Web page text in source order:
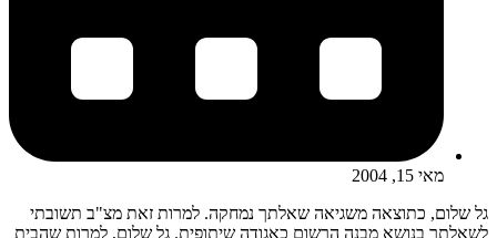
מאי 15, 2004
גל שלום, כתוצאה משגיאה שאלתך נמחקה. למרות זאת מצ"ב תשובתי
לשאלתך בנושא מבנה הרשום כאגודה שיתופית. גל שלום, למרות שהבית